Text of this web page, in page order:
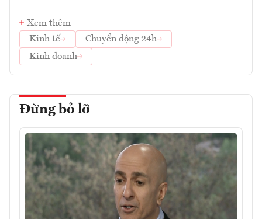
Xem thêm
Kinh tế
Chuyển động 24h
Kinh doanh
Đừng bỏ lỡ